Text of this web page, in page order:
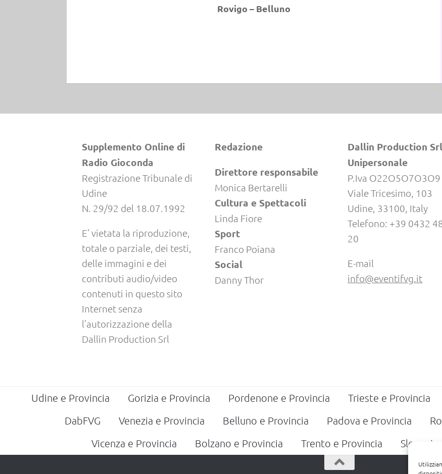
Rovigo – Belluno
Supplemento Online di
Radio Gioconda
Registrazione Tribunale di
Udine
N. 29/92 del 18.07.1992
E’ vietata la riproduzione,
totale o parziale, dei testi,
delle immagini e dei
contributi audio/video
contenuti in questo sito
Internet senza
l’autorizzazione della
Dallin Production Srl
Redazione
Direttore responsabile
Monica Bertarelli
Cultura e Spettacoli
Linda Fiore
Sport
Franco Poiana
Social
Danny Thor
Dallin Production Srl
Unipersonale
P.Iva O22O5O7O3O9
Viale Tricesimo, 103
Udine, 33100, Italy
Telefono: +39 0432
20
E-mail
info@eventifvg.it
Udine e Provincia Gorizia e Provincia Pordenone e Provincia Trieste e Provincia
DabFVG
Venezia e Provincia Belluno e Provincia Padova e Provincia
Vicenza e Provincia
Bolzano e Provincia Trento e Provincia Slovenia